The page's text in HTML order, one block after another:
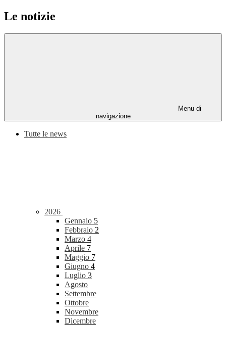
Le notizie
Menu di
navigazione
Tutte le news
2026
Gennaio 5
Febbraio 2
Marzo 4
Aprile 7
Maggio 7
Giugno 4
Luglio 3
Agosto
Settembre
Ottobre
Novembre
Dicembre